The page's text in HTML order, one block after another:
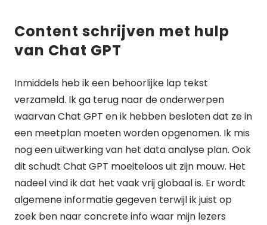
Content schrijven met hulp
van Chat GPT
Inmiddels heb ik een behoorlijke lap tekst
verzameld. Ik ga terug naar de onderwerpen
waarvan Chat GPT en ik hebben besloten dat ze in
een meetplan moeten worden opgenomen. Ik mis
nog een uitwerking van het data analyse plan. Ook
dit schudt Chat GPT moeiteloos uit zijn mouw. Het
nadeel vind ik dat het vaak vrij globaal is. Er wordt
algemene informatie gegeven terwijl ik juist op
zoek ben naar concrete info waar mijn lezers